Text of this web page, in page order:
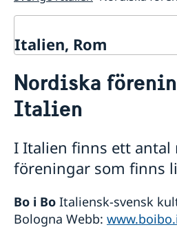
Italien, Rom
Om oss
Ambassadens personal
Lediga tjänster
Så stöttar vi svenska företag
Team Sweden
Så kan du få stöd
Svenska företag i Italien
Nyheter
Ambassadens reseinformation
Sverige i Italien
Svenska skolor och kyrkor i
Svenska Rominstitutet
Språkskolor och universitet i
Nordiska
Italien
I Italien finns ett antal
föreningar som finns
Bo i Bo Italiensk-svensk
Bologna Webb: